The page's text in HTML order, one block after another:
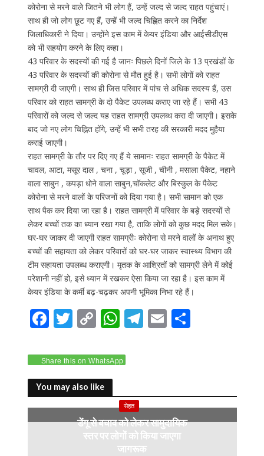
कोरोना से मरने वाले जितने भी लोग हैं, उन्हें जल्द से जल्द राहत पहुंचाएं।
साथ ही जो लोग छूट गए हैं, उन्हें भी जल्द चिह्नित करने का निर्देश
जिलाधिकारी ने दिया। उन्होंने इस काम में केयर इंडिया और आईसीडीएस
को भी सहयोग करने के लिए कहा।
43 परिवार के सदस्यों की गई है जानः पिछले दिनों जिले के 13 प्रखंडों के
43 परिवार के सदस्यों की कोरोना से मौत हुई है। सभी लोगों को राहत
सामग्री दी जाएगी। साथ ही जिस परिवार में पांच से अधिक सदस्य हैं, उस
परिवार को राहत सामग्री के दो पैकेट उपलब्ध कराए जा रहे हैं। सभी 43
परिवारों को जल्द से जल्द यह राहत सामग्री उपलब्ध करा दी जाएगी। इसके
बाद जो नए लोग चिह्नित होंगे, उन्हें भी सभी तरह की सरकारी मदद मुहैया
कराई जाएगी।
राहत सामग्री के तौर पर दिए गए हैं ये सामानः राहत सामग्री के पैकेट में
चावल, आटा, मसूर दाल , चना , चूड़ा , सूजी , चीनी , मसाला पैकेट, नहाने
वाला साबुन , कपड़ा धोने वाला साबुन,चॉकलेट और बिस्कुल के पैकेट
कोरोना से मरने वालों के परिजनों को दिया गया है। सभी सामान को एक
साथ पैक कर दिया जा रहा है। राहत सामग्री में परिवार के बड़े सदस्यों से
लेकर बच्चों तक का ध्यान रखा गया है, ताकि लोगों को कुछ मदद मिल सके।
घर-घर जाकर दी जाएगी राहत सामग्रीः कोरोना से मरने वालों के अनाथ हुए
बच्चों की सहायता को लेकर परिवारों को घर-घर जाकर स्वास्थ्य विभाग की
टीम सहायता उपलब्ध कराएगी। मृतक के आश्रितों को सामग्री लेने में कोई
परेशानी नहीं हो, इसे ध्यान में रखकर ऐसा किया जा रहा है। इस काम में
केयर इंडिया के कर्मी बढ़-चढ़कर अपनी भूमिका निभा रहे हैं।
F
e
b
o
o
T
itt
er
C
p
y
Li
n
k
W
at
A
p
p
T
a
m
E S
Share this on WhatsApp
You may also like
सेहत
डेंगू से बचाव को लेकर सामुदायिक
स्तर पर लोगों को किया जाएगा
जागरूक